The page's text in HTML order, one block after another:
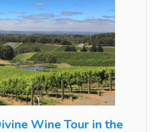
Wine Tour in the